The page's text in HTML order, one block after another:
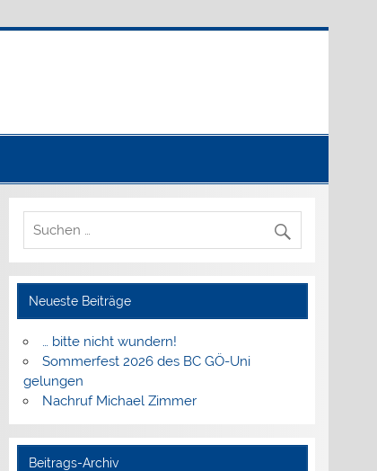
Neueste Beiträge
… bitte nicht wundern!
Sommerfest 2026 des BC GÖ-Uni
gelungen
Nachruf Michael Zimmer
Beitrags-Archiv